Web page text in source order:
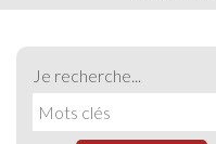
Je recherche...